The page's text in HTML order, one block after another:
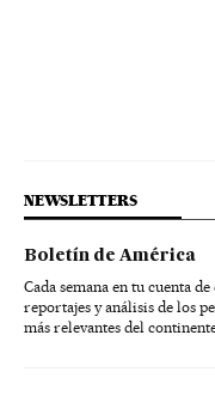
NEWSLETTERS
Boletín de América
Cada semana en tu cuenta
reportajes y análisis de los
más relevantes del